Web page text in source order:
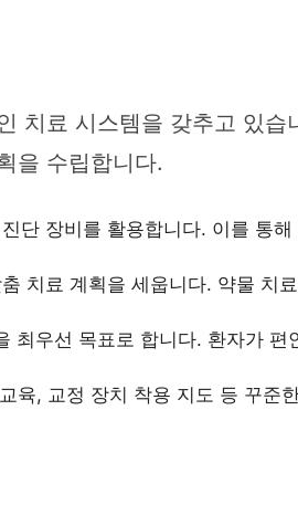
치료 시스템을 갖추고 있습
을 수립합니다.
단 장비를 활용합니다. 이를 통
치료 계획을 세웁니다. 약물 치
우선 목표로 합니다. 환자가
육, 교정 장치 착용 지도 등 꾸준